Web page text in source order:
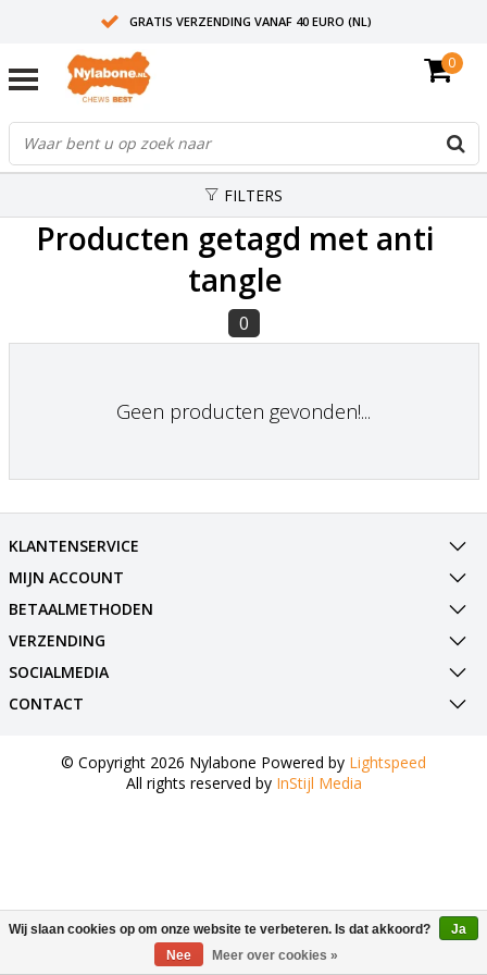
GRATIS VERZENDING VANAF 40 EURO (NL)
0
FILTERS
Producten getagd met anti
tangle
0
Geen producten gevonden!...
KLANTENSERVICE
MIJN ACCOUNT
BETAALMETHODEN
VERZENDING
SOCIALMEDIA
CONTACT
© Copyright 2026 Nylabone Powered by Lightspeed
All rights reserved by InStijl Media
Wij slaan cookies op om onze website te verbeteren. Is dat akkoord?
Ja
Nee
Meer over cookies »